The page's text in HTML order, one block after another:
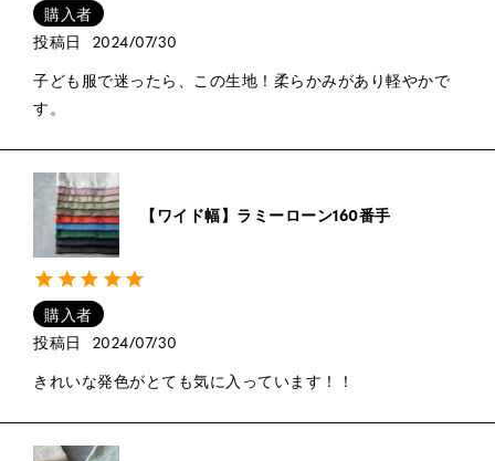
購入者
投稿日
2024/07/30
子ども服で迷ったら、この生地！柔らかみがあり軽やかで
す。
【ワイド幅】ラミーローン160番手
購入者
投稿日
2024/07/30
きれいな発色がとても気に入っています！！